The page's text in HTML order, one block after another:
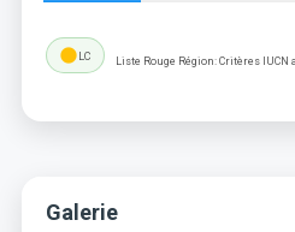
lensLC Liste Rouge Région: Critères IUCN
Galerie